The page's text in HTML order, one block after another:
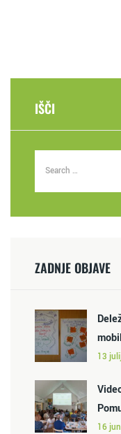
IŠČI
ZADNJE OBJAVE
13
16